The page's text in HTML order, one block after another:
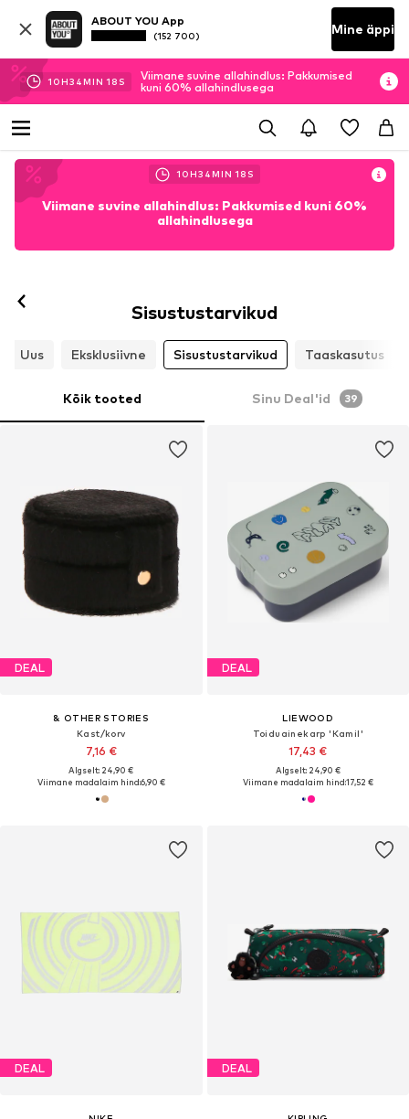
ABOUT YOU App
(152 700) Mine äppi
10H34MIN 16 S
Viimane suvine allahindlus: Pakkumised
kuni 60% allahindlusega
10H34MIN 16 S
Viimane suvine allahindlus: Pakkumised kuni 60%
allahindlusega
Sisustustarvikud
Uus Eksklusiivne Sisustustarvikud Taaskasutus
Kõik tooted Sinu Deal'id 39
DEAL
& OTHER STORIES
Kast/korv
7,16 €
Algselt: 24,90 €
Viimane madalaim hind:6,90 €
DEAL
LIEWOOD
Toiduainekarp 'Kamil'
17,43 €
Algselt: 24,90 €
Viimane madalaim hind:17,52 €
DEAL DEAL